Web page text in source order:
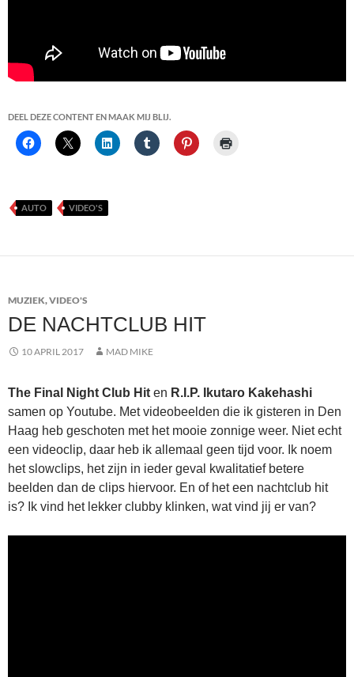
DEEL DEZE CONTENT EN MAAK MIJ BLIJ.
AUTO VIDEO'S
MUZIEK,VIDEO'S
DE NACHTCLUB HIT
10 APRIL 2017 MAD MIKE
The Final Night Club Hit en R.I.P. Ikutaro Kakehashi
samen op Youtube. Met videobeelden die ik gisteren in Den
Haag heb geschoten met het mooie zonnige weer. Niet echt
een videoclip, daar heb ik allemaal geen tijd voor. Ik noem
het slowclips, het zijn in ieder geval kwalitatief betere
beelden dan de clips hiervoor. En of het een nachtclub hit
is? Ik vind het lekker clubby klinken, wat vind jij er van?